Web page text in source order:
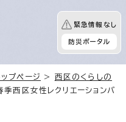
緊急情報なし
防災ポータル
プページ > 西区のくらしの
西区女性レクリエーションバ